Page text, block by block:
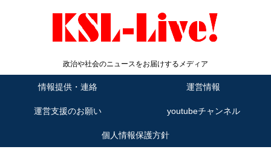
政治や社会のニュースをお届けするメディア
情報提供・連絡 運営情報
運営支援のお願い youtubeチャンネル
個人情報保護方針